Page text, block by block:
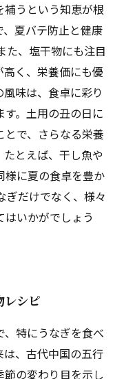
うという知恵が根
夏バテ防止と健康
た、塩干物にも注目
く、栄養価にも優
味は、食卓に彩り
。土用の丑の日に
で、さらなる栄養
とえば、干し魚や
様に夏の食卓を豊か
ぎだけでなく、様々
いかがでしょう
レシピ
特にうなぎを食べ
は、古代中国の五行
の変わり目を示し